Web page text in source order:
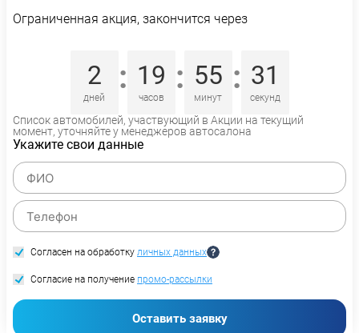
Ограниченная акция, закончится через
2
дней
: 19
часов
: 55
минут
: 30
секунд
Список автомобилей, участвующий в Акции на текущий
момент, уточняйте у менеджеров автосалона
Укажите свои данные
Согласен на обработку личных данных
Согласие на получение промо-рассылки
Оставить заявку